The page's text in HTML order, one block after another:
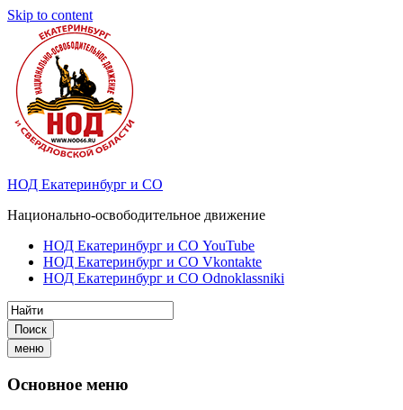
Skip to content
НОД Екатеринбург и СО
Национально-освободительное движение
НОД Екатеринбург и СО YouTube
НОД Екатеринбург и СО Vkontakte
НОД Екатеринбург и СО Odnoklassniki
Поиск
меню
Основное меню